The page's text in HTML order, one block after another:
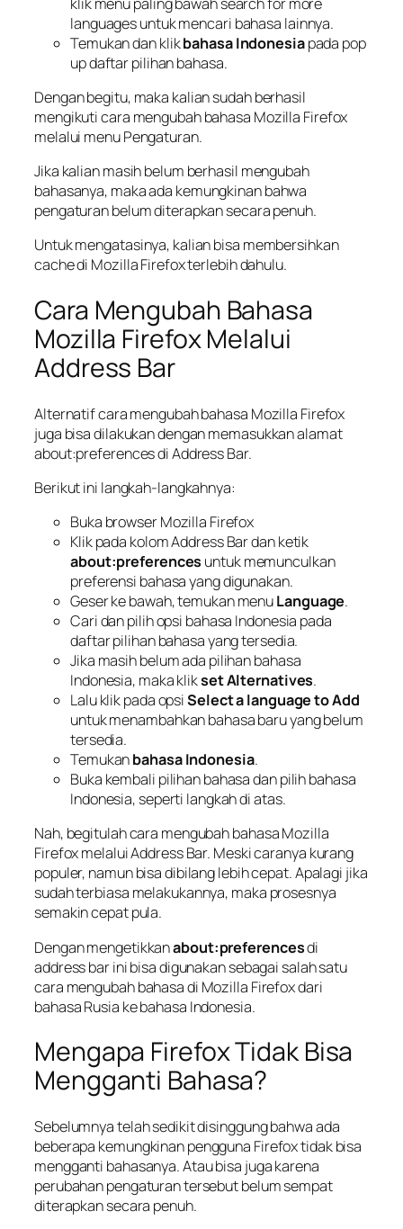
languagesuntuk mencari bahasa lainnya.
Temukan dan klikbahasa Indonesiapada pop
up daftar pilihan bahasa.
Dengan begitu, maka kalian sudah berhasil
mengikuti cara mengubah bahasa Mozilla Firefox
melalui menu Pengaturan.
Jika kalian masih belum berhasil mengubah
bahasanya, maka ada kemungkinan bahwa
pengaturan belum diterapkan secara penuh.
Untuk mengatasinya, kalian bisa membersihkan
cache di Mozilla Firefox terlebih dahulu.
Cara Mengubah Bahasa
Mozilla Firefox Melalui
Address Bar
Alternatif cara mengubah bahasa Mozilla Firefox
juga bisa dilakukan dengan memasukkan alamat
about:preferences di Address Bar.
Berikut ini langkah-langkahnya:
Buka browser Mozilla Firefox
Klik pada kolom Address Bar dan ketik
about:preferences untuk memunculkan
preferensi bahasa yang digunakan.
Geser ke bawah, temukan menuLanguage.
Cari dan pilih opsi bahasa Indonesia pada
daftar pilihan bahasa yang tersedia.
Jika masih belum ada pilihan bahasa
Indonesia, maka klikset Alternatives.
Lalu klik pada opsiSelect a language to Add
untuk menambahkan bahasa baru yang belum
tersedia.
Temukanbahasa Indonesia.
Buka kembali pilihan bahasa dan pilih bahasa
Indonesia, seperti langkah di atas.
Nah, begitulah cara mengubah bahasa Mozilla
Firefox melalui Address Bar. Meski caranya kurang
populer, namun bisa dibilang lebih cepat. Apalagi jika
sudah terbiasa melakukannya, maka prosesnya
semakin cepat pula.
Dengan mengetikkanabout:preferencesdi
address bar ini bisa digunakan sebagai salah satu
cara mengubah bahasa di Mozilla Firefox dari
bahasa Rusia ke bahasa Indonesia.
Mengapa Firefox Tidak Bisa
Mengganti Bahasa?
Sebelumnya telah sedikit disinggung bahwa ada
beberapa kemungkinan pengguna Firefox tidak bisa
mengganti bahasanya. Atau bisa juga karena
perubahan pengaturan tersebut belum sempat
diterapkan secara penuh.